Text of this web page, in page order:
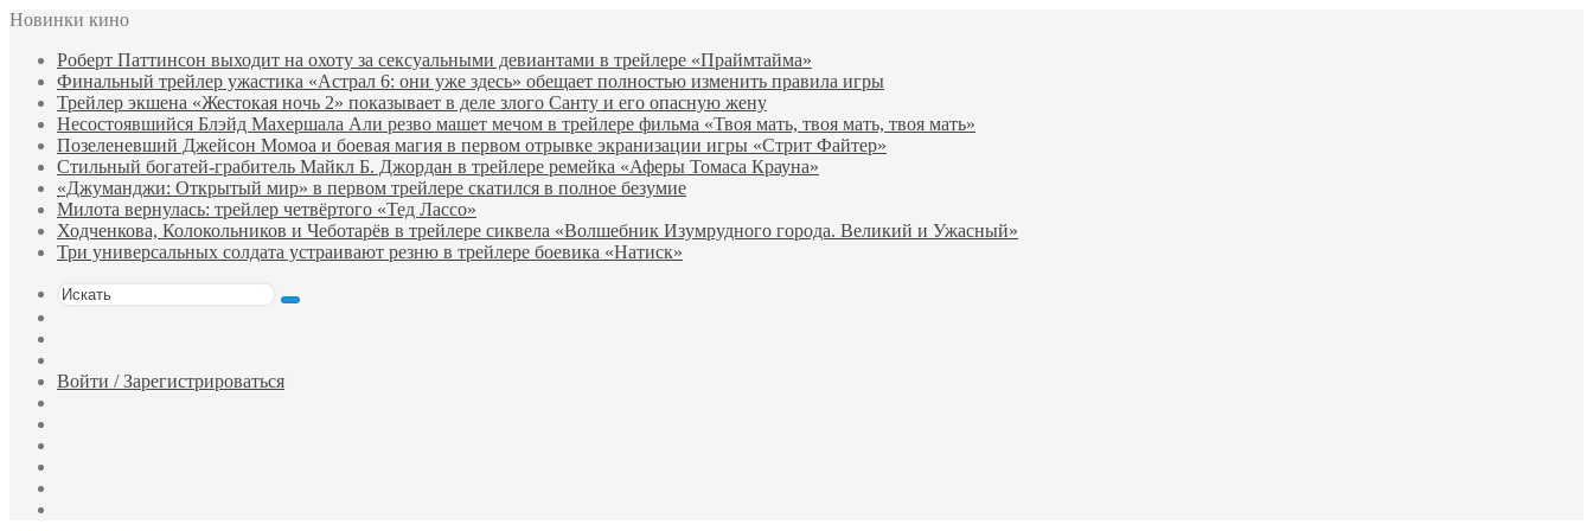
Новинки кино
Роберт Паттинсон выходит на охоту за сексуальными девиантами в трейлере «Праймтайма»
Финальный трейлер ужастика «Астрал 6: они уже здесь» обещает полностью изменить правила игры
Трейлер экшена «Жестокая ночь 2» показывает в деле злого Санту и его опасную жену
Несостоявшийся Блэйд Махершала Али резво машет мечом в трейлере фильма «Твоя мать, твоя мать, твоя мать»
Позеленевший Джейсон Момоа и боевая магия в первом отрывке экранизации игры «Стрит Файтер»
Стильный богатей-грабитель Майкл Б. Джордан в трейлере ремейка «Аферы Томаса Крауна»
«Джуманджи: Открытый мир» в первом трейлере скатился в полное безумие
Милота вернулась: трейлер четвёртого «Тед Лассо»
Ходченкова, Колокольников и Чеботарёв в трейлере сиквела «Волшебник Изумрудного города. Великий и Ужасный»
Три универсальных солдата устраивают резню в трейлере боевика «Натиск»
Искать
фильм
Войти / Зарегистрироваться